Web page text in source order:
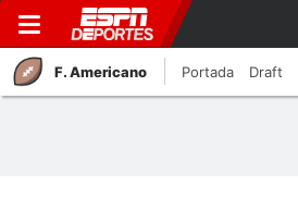
F. Americano Portada Draft